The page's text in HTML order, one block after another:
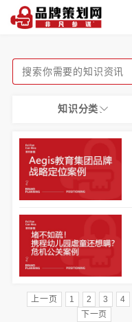
知识分类：
上一页 1 2 3 4
下一页